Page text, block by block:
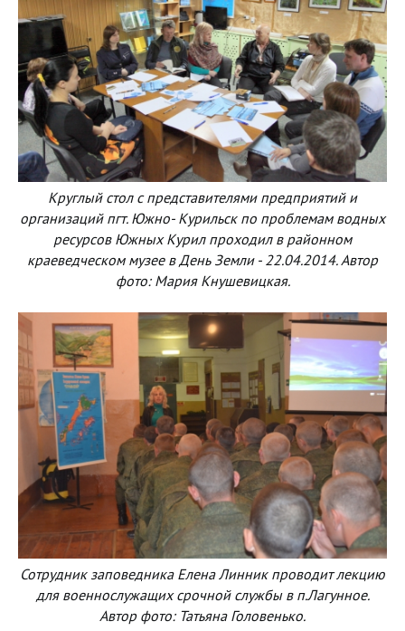
Круглый стол с представителями предприятий и
организаций пгт. Южно- Курильск по проблемам водных
ресурсов Южных Курил проходил в районном
краеведческом музее в День Земли - 22.04.2014. Автор
фото: Мария Кнушевицкая.
Сотрудник заповедника Елена Линник проводит лекцию
для военнослужащих срочной службы в п.Лагунное.
Автор фото: Татьяна Головенько.